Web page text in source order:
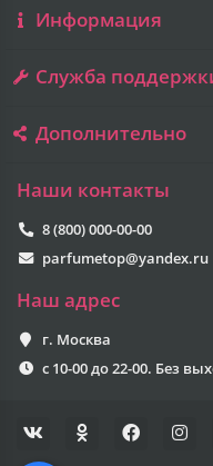
Информация
Служба
Дополнительно
Наши контакты
8 (800) 000-00-00
parfumetop@yandex.ru
Наш адрес
г. Москва
с 10-00 до 22-00. Без